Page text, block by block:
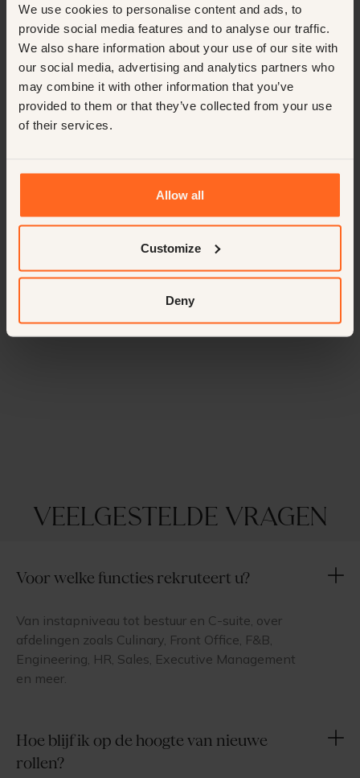
We use cookies to personalise content and ads, to
provide social media features and to analyse our traffic.
We also share information about your use of our site with
our social media, advertising and analytics partners who
may combine it with other information that you’ve
provided to them or that they’ve collected from your use
of their services.
Allow all
Customize
Deny
Experience Manager, Utrecht, Nederland
Onvergetelijke momenten creëren voor elke gast — dat is wat
jou drijft. Je schittert op Showtime! Voor een toonaangevend
aankomst tot het laatste applaus — tijdens evenementen en
Open positie Management
Permanent
Utrecht, op het terrein
Nederlands
Entertainment
50-75k
Veelgestelde vragen
Voor welke functies rekruteert u?
Van instapniveau tot bestuur en C-suite, over
afdelingen zoals Culinary, Front Office, F&B,
Engineering, HR, Sales, Executive Management
en meer.
Hoe blijf ik op de hoogte van nieuwe
rollen?